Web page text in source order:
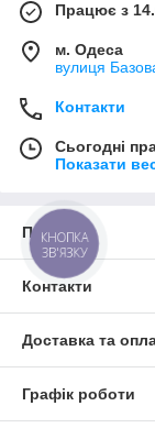
Працює з
м. Одеса
вулиця
Контакти
Сьогодні
Показати
Про нас
Контакти
Доставка та
Графік роботи
КНОПКА
ЗВ'ЯЗКУ